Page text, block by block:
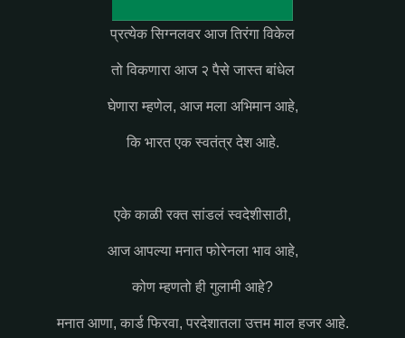
प्रत्येक सिग्नलवर आज तिरंगा विकेल
तो विकणारा आज २ पैसे जास्त बांधेल
घेणारा म्हणेल, आज मला अभिमान आहे,
कि भारत एक स्वतंत्र देश आहे.
एके काळी रक्त सांडलं स्वदेशीसाठी,
आज आपल्या मनात फोरेनला भाव आहे,
कोण म्हणतो ही गुलामी आहे?
मनात आणा, कार्ड फिरवा, परदेशातला उत्तम माल हजर आहे.